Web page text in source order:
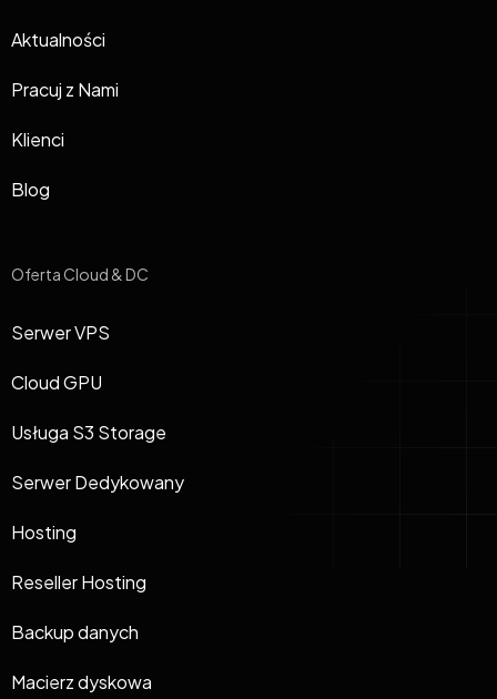
Aktualności
Pracuj z Nami
Klienci
Blog
Oferta Cloud & DC
Serwer VPS
Cloud GPU
Usługa S3 Storage
Serwer Dedykowany
Hosting
Reseller Hosting
Backup danych
Macierz dyskowa